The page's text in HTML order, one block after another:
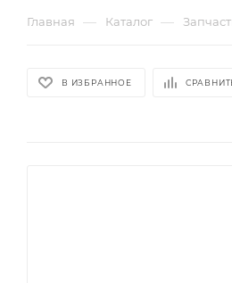
Главная — Каталог —
В ИЗБРАННОЕ